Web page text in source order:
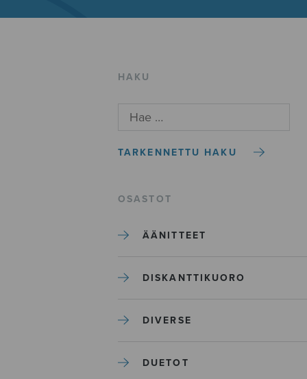
HAKU
TARKENNETTU HAKU
OSASTOT
ÄÄNITTEET
DISKANTTIKUORO
DIVERSE
DUETOT